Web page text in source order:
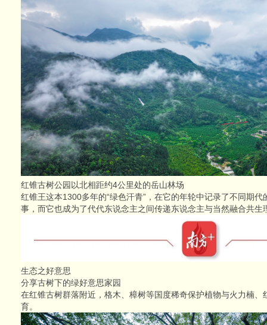
红锥古树公园以北相距约4公里处的岳山林场
红锥王这本1300多年的“绿色汗青”，在它的年轮中记录了不同期
事，而它也成为了代代东说念主之间传递东说念主与当然融合共生
生态之好意思
分享古树下的绿好意思家园
在红锥古树群落附近，格木、樟树等国度稀奇保护植物与火力楠、
育。